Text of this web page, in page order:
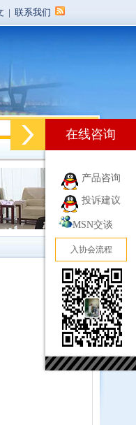
| 联系我们
在线咨询
产品咨询
投诉建议
MSN交谈
入协会流程